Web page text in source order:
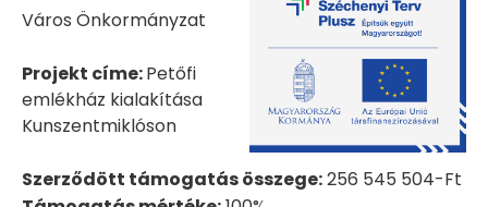
Város Önkormányzat
Projekt címe:Petőfi
emlékház kialakítása
Kunszentmiklóson
Szerződött támogatás összege:256 545 504-Ft